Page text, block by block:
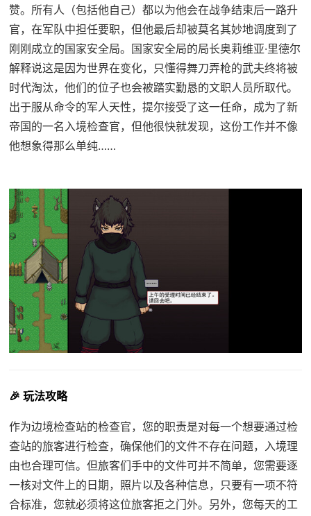
赞。所有人（包括他自己）都以为他会在战争结束后一路升
官，在军队中担任要职，但他最后却被莫名其妙地调度到了
刚刚成立的国家安全局。国家安全局的局长奥莉维亚·里德尔
解释说这是因为世界在变化，只懂得舞刀弄枪的武夫终将被
时代淘汰，他们的位子也会被踏实勤恳的文职人员所取代。
出于服从命令的军人天性，提尔接受了这一任命，成为了新
帝国的一名入境检查官，但他很快就发现，这份工作并不像
他想象得那么单纯……
🎉 玩法攻略
作为边境检查站的检查官，您的职责是对每一个想要通过检
查站的旅客进行检查，确保他们的文件不存在问题，入境理
由也合理可信。但旅客们手中的文件可并不简单，您需要逐
一核对文件上的日期，照片以及各种信息，只要有一项不符
合标准，您就必须将这位旅客拒之门外。另外，您每天的工